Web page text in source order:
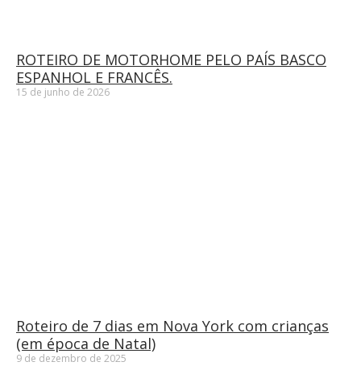
ROTEIRO DE MOTORHOME PELO PAÍS BASCO
ESPANHOL E FRANCÊS.
15 de junho de 2026
Roteiro de 7 dias em Nova York com crianças
(em época de Natal)
9 de dezembro de 2025